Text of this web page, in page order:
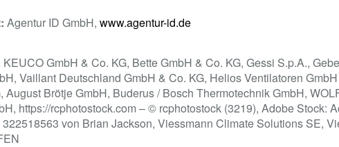
Agentur ID GmbH, www.agentur-id.de
GmbH & Co. KG, Bette GmbH & Co. KG, Gessi S.p.A.,
Vaillant Deutschland GmbH & Co. KG, Helios Ventilatoren
August Brötje GmbH, Buderus / Bosch Thermotechnik GmbH,
https://rcphotostock.com – © rcphotostock (3219), Adobe Stock:
von Brian Jackson, Viessmann Climate Solutions SE,